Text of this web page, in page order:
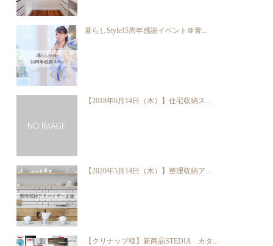
暮らしStyle15周年感謝イベント＠青...
【2018年6月14日（木）】住宅収納ス...
【2020年5月14日（木）】整理収納ア...
【クリナップ様】新商品STEDIA カタ...